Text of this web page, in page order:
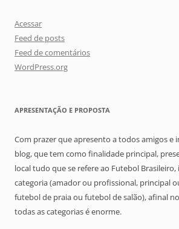
Acessar
Feed de posts
Feed de comentários
WordPress.org
APRESENTAÇÃO E PROPOSTA
Com prazer que apresento a todos amigos e
blog, que tem como finalidade principal,
local tudo que se refere ao Futebol
categoria (amador ou profissional, principal
futebol de praia ou futebol de salão), afinal
todas as categorias é enorme.